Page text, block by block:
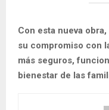
Con esta nueva
su compromiso con
más seguros,
bienestar de las